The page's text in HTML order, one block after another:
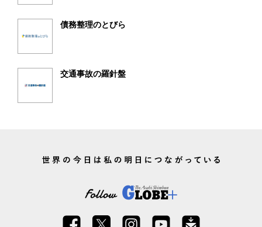
債務整理のとびら
交通事故の羅針盤